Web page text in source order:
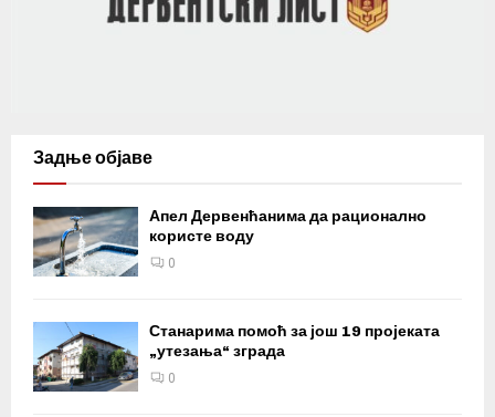
Задње објаве
Апел Дервенћанима да рационално
користе воду
0
Станарима помоћ за још 19 пројеката
„утезања“ зграда
0